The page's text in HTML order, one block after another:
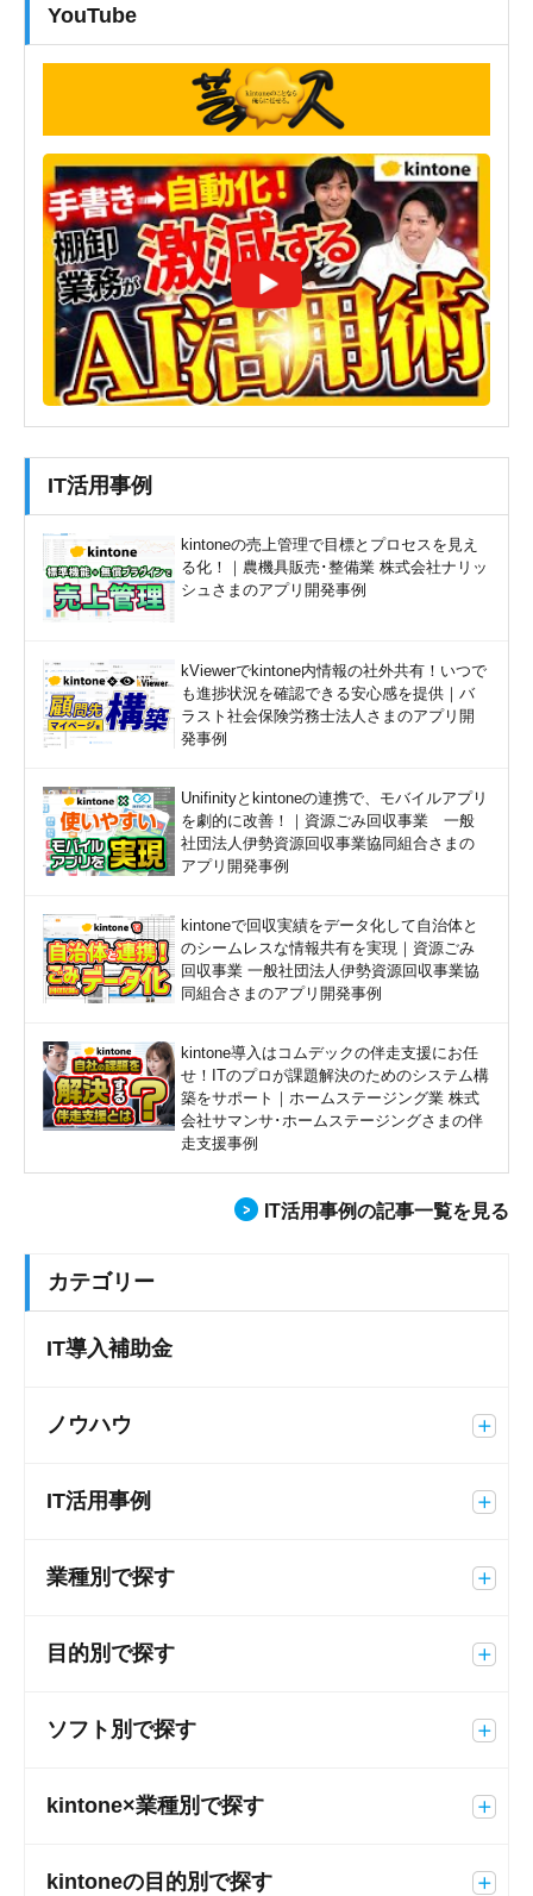
YouTube
IT活用事例
kintoneの売上管理で目標とプロセスを見え
る化！｜農機具販売･整備業 株式会社ナリッ
シュさまのアプリ開発事例
kViewerでkintone内情報の社外共有！いつで
も進捗状況を確認できる安心感を提供｜バ
ラスト社会保険労務士法人さまのアプリ開
発事例
Unifinityとkintoneの連携で、モバイルアプリ
を劇的に改善！｜資源ごみ回収事業 一般
社団法人伊勢資源回収事業協同組合さまの
アプリ開発事例
kintoneで回収実績をデータ化して自治体と
のシームレスな情報共有を実現｜資源ごみ
回収事業 一般社団法人伊勢資源回収事業協
同組合さまのアプリ開発事例
kintone導入はコムデックの伴走支援にお任
せ！ITのプロが課題解決のためのシステム構
築をサポート｜ホームステージング業 株式
会社サマンサ･ホームステージングさまの伴
走支援事例
IT活用事例の記事一覧を見る
カテゴリー
IT導入補助金
ノウハウ
IT活用事例
業種別で探す
目的別で探す
ソフト別で探す
kintone×業種別で探す
kintoneの目的別で探す